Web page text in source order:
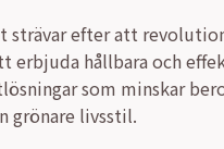
strävar efter att
erbjuda hållbara och
som minskar
grönare livsstil.